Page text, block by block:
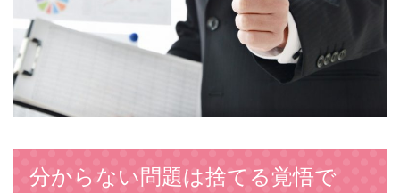
分からない問題は捨てる覚悟で